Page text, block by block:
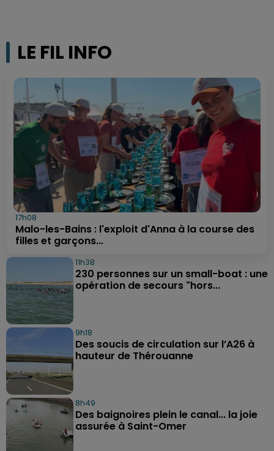
LE FIL INFO
17h08
Malo-les-Bains : l'exploit d'Anna à la course des
filles et garçons...
11h38
230 personnes sur un small-boat : une
opération de secours "hors...
9h18
Des soucis de circulation sur l’A26 à
hauteur de Thérouanne
8h49
Des baignoires plein le canal... la joie
assurée à Saint-Omer